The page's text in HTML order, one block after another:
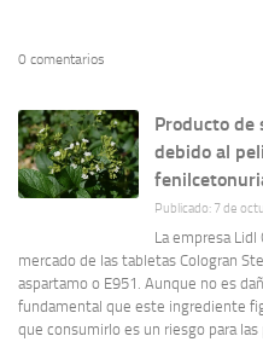
0 comentarios
Producto de
debido al
Publicado: 7 de
La empresa Lidl
mercado de las tabletas Cologran
aspartamo o E951. Aunque no es
fundamental que este ingrediente
que consumirlo es un riesgo para